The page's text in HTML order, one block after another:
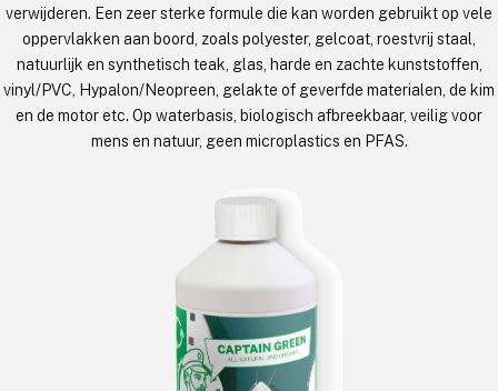
verwijderen. Een zeer sterke formule die kan worden gebruikt op vele
oppervlakken aan boord, zoals polyester, gelcoat, roestvrij staal,
natuurlijk en synthetisch teak, glas, harde en zachte kunststoffen,
vinyl/PVC, Hypalon/Neopreen, gelakte of geverfde materialen, de kim
en de motor etc. Op waterbasis, biologisch afbreekbaar, veilig voor
mens en natuur, geen microplastics en PFAS.